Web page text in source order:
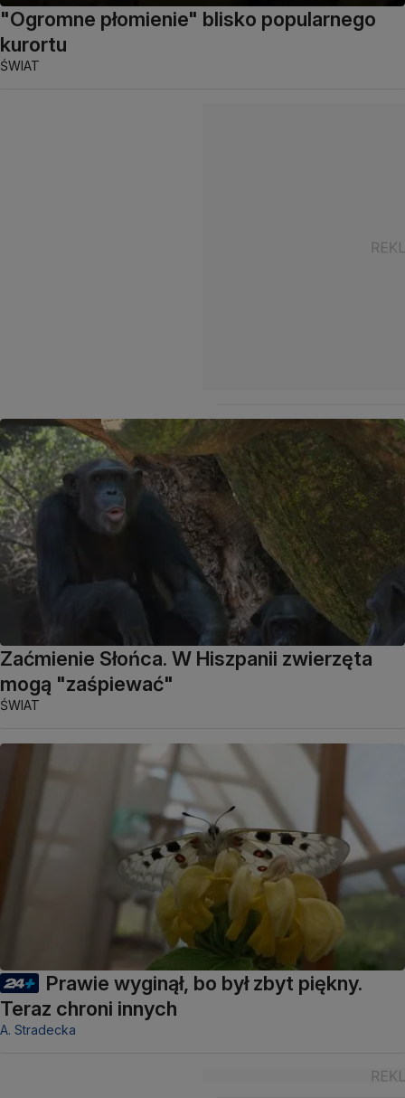
"Ogromne płomienie" blisko popularnego
kurortu
ŚWIAT
Zaćmienie Słońca. W Hiszpanii zwierzęta
mogą "zaśpiewać"
ŚWIAT
Prawie wyginął, bo był zbyt piękny.
Teraz chroni innych
A. Stradecka